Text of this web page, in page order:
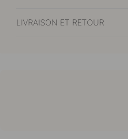
LIVRAISON ET RETOUR